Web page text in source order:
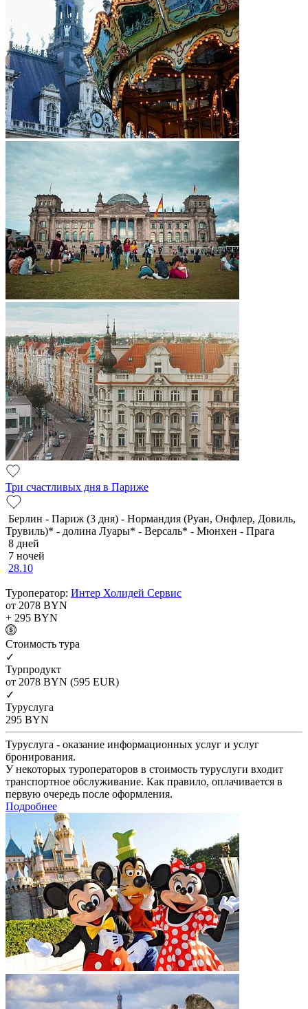
Три счастливых дня в Париже
Берлин - Париж (3 дня) - Нормандия (Руан, Онфлер, Довиль,
Трувиль)* - долина Луары* - Версаль* - Мюнхен - Прага
8 дней
7 ночей
28.10
Туроператор: Интер Холидей Сервис
от 2078 BYN
+ 295 BYN
Cтоимость тура
✓
Турпродукт
от 2078 BYN (595 EUR)
✓
Туруслуга
295 BYN
Туруслуга - оказание информационных услуг и услуг
бронирования.
У некоторых туроператоров в стоимость туруслуги входит
транспортное обслуживание. Как правило, оплачивается в
первую очередь после оформления.
Подробнее